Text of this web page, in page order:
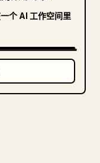
个 AI 工作空间里